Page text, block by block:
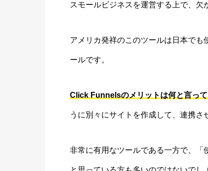
スモールビジネスを運営する上で、欠
アメリカ発祥のこのツールは日本で
ールです。
Click Funnelsのメリットは何と言っ
うに別々にサイトを作成して、連携さ
非常に有用なツールである一方で、「